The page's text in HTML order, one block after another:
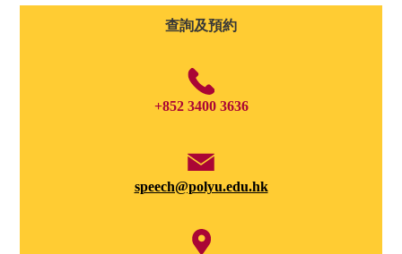
查詢及預約
+852 3400 3636
speech@polyu.edu.hk